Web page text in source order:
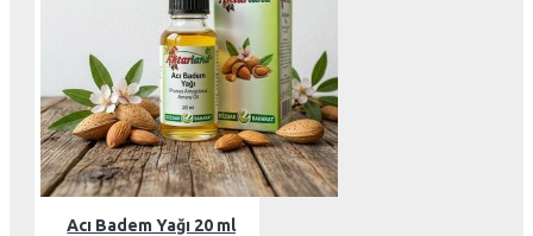
Acı Badem Yağı 20 ml